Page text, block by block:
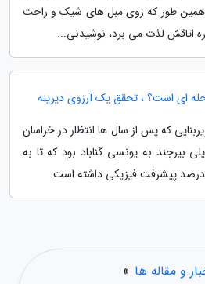
طور که روی مبل های شیک و راحت
اتاقش لذت می برد، نوشیدنی...
ای است؟ ، تحقق یک آرزوی دیرینه
که پس از سال ها انتظار در خراسان
بیرجند به یونسی گناباد بود که تا به
و مقاله ها »